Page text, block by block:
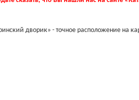
дворик» - точное расположение на